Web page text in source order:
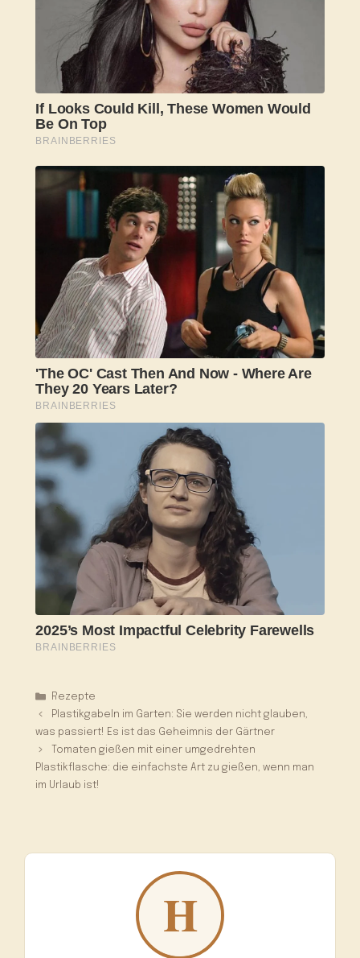
Kategorien
Rezepte
Plastikgabeln im Garten: Sie werden nicht glauben,
was passiert! Es ist das Geheimnis der Gärtner
Tomaten gießen mit einer umgedrehten
Plastikflasche: die einfachste Art zu gießen, wenn man
im Urlaub ist!